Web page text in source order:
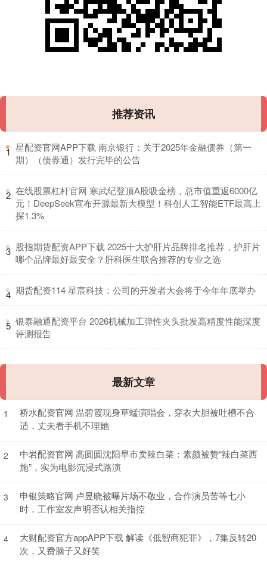
推荐资讯
1 ​星配资官网APP下载 南京银行：关于2025年金融债券（第一
期）（债券通）发行完毕的公告
2 ​在线股票杠杆官网 寒武纪登顶A股吸金榜，总市值重返6000亿
元！DeepSeek宣布开源最新大模型！科创人工智能ETF最高上
探1.3%
3 ​股指期货配资APP下载 2025十大护肝片品牌排名推荐，护肝片
哪个品牌最好最安全？肝科医生联合推荐的专业之选
4 ​期货配资114 星宸科技：公司的开发者大会将于今年年底举办
5 ​银泰融通配资平台 2026机械加工弹性夹头批发高精度性能深度
评测报告
最新文章
1
桥水配资官网 温碧霞现身草蜢演唱会，穿衣大胆被吐槽不合
适，丈夫看手机不理她
2
中岩配资官网 高圆圆沈阳早市卖辣白菜：素颜被赞“辣白菜西
施”，实为电影沉浸式路演
3
申银策略官网 卢昱晓被曝片场不敬业，合作演员苦等七小
时，工作室发声明否认相关指控
4
大财配资官方appAPP下载 解读《低智商犯罪》，7集反转20
次，又费脑子又好笑